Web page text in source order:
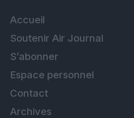
Accueil
Soutenir Air Journal
S’abonner
Espace personnel
Contact
Archives